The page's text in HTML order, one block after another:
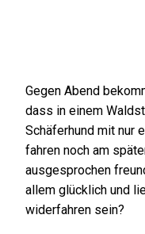
Gegen Abend
dass in einem
Schäferhund mit nur
fahren noch am
ausgesprochen
allem glücklich und
widerfahren sein?